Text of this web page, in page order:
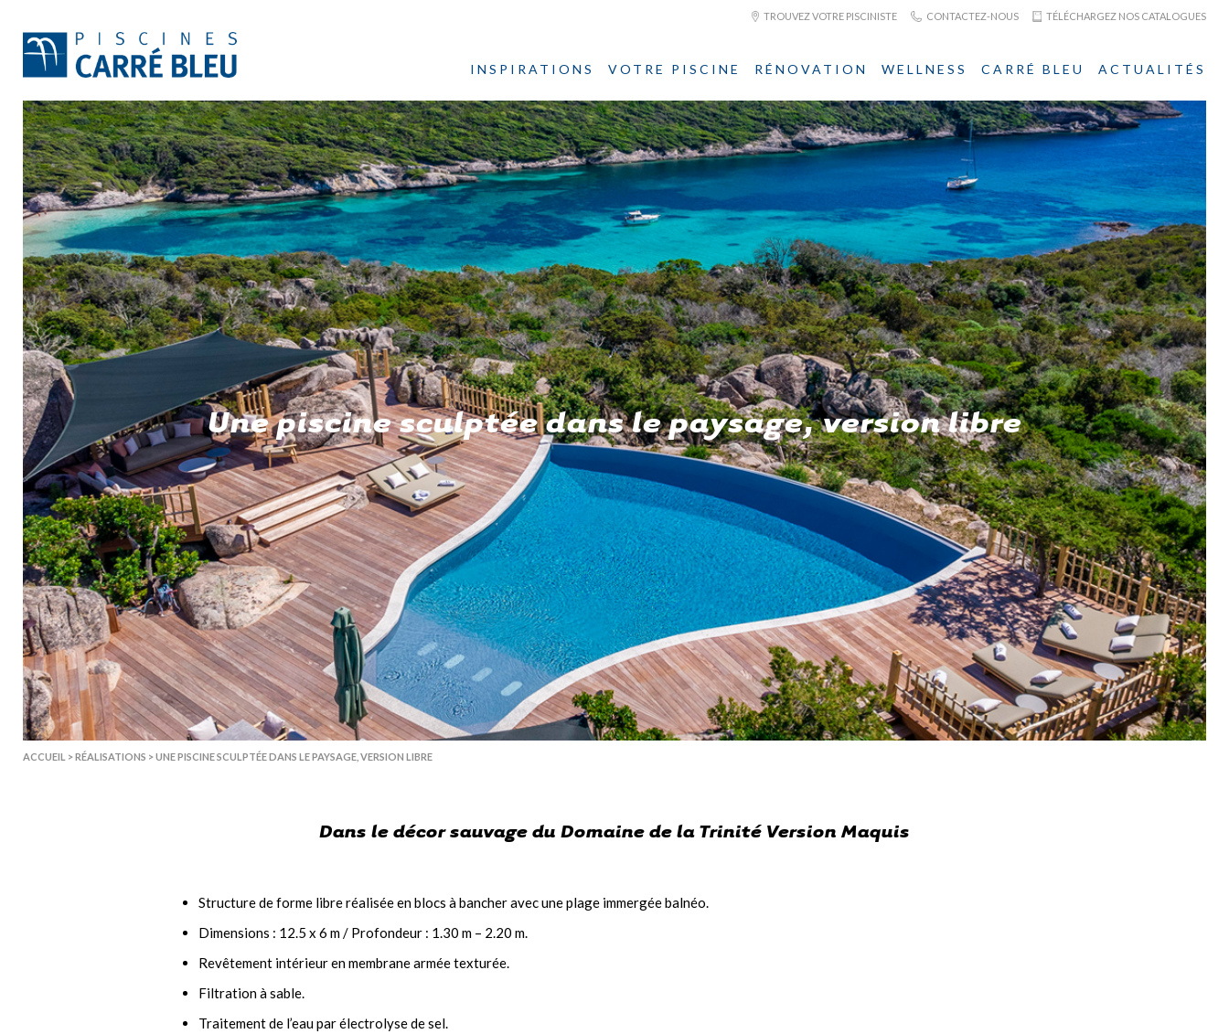
TROUVEZ VOTRE PISCINISTE CONTACTEZ-NOUS TÉLÉCHARGEZ NOS CATALOGUES
INSPIRATIONS VOTRE PISCINE RÉNOVATION WELLNESS CARRÉ BLEU ACTUALITÉS
Une piscine sculptée dans le paysage, version libre
ACCUEIL >RÉALISATIONS >UNE PISCINE SCULPTÉE DANS LE PAYSAGE, VERSION LIBRE
Dans le décor sauvage du Domaine de la Trinité Version Maquis
Structure de forme libre réalisée en blocs à bancher avec une plage immergée balnéo.
Dimensions : 12.5 x 6 m / Profondeur : 1.30 m – 2.20 m.
Revêtement intérieur en membrane armée texturée.
Filtration à sable.
Traitement de l’eau par électrolyse de sel.